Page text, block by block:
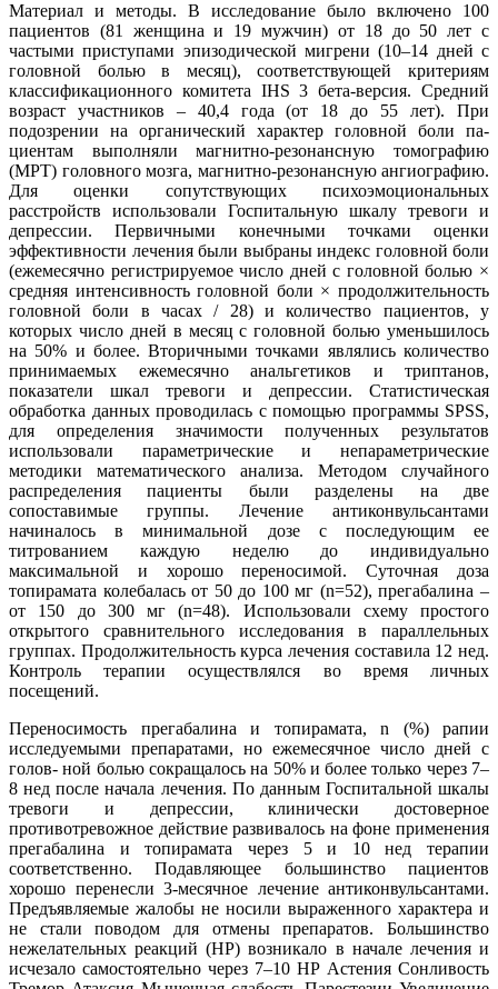
Материал и методы. В исследование было включено 100
пациентов (81 женщина и 19 мужчин) от 18 до 50 лет с
частыми приступами эпизодической мигрени (10–14 дней с
головной болью в месяц), соответствующей критериям
классификационного комитета IHS 3 бета-версия. Средний
возраст участников – 40,4 года (от 18 до 55 лет). При
подозрении на органический характер головной боли па-
циентам выполняли магнитно-резонансную томографию
(МРТ) головного мозга, магнитно-резонансную ангиографию.
Для оценки сопутствующих психоэмоциональных
расстройств использовали Госпитальную шкалу тревоги и
депрессии. Первичными конечными точками оценки
эффективности лечения были выбраны индекс головной боли
(ежемесячно регистрируемое число дней с головной болью ×
средняя интенсивность головной боли × продолжительность
головной боли в часах / 28) и количество пациентов, у
которых число дней в месяц с головной болью уменьшилось
на 50% и более. Вторичными точками являлись количество
принимаемых ежемесячно анальгетиков и триптанов,
показатели шкал тревоги и депрессии. Статистическая
обработка данных проводилась с помощью программы SPSS,
для определения значимости полученных результатов
использовали параметрические и непараметрические
методики математического анализа. Методом случайного
распределения пациенты были разделены на две
сопоставимые группы. Лечение антиконвульсантами
начиналось в минимальной дозе с последующим ее
титрованием каждую неделю до индивидуально
максимальной и хорошо переносимой. Суточная доза
топирамата колебалась от 50 до 100 мг (n=52), прегабалина –
от 150 до 300 мг (n=48). Использовали схему простого
открытого сравнительного исследования в параллельных
группах. Продолжительность курса лечения составила 12 нед.
Контроль терапии осуществлялся во время личных
посещений.
Переносимость прегабалина и топирамата, n (%) рапии
исследуемыми препаратами, но ежемесячное число дней с
голов- ной болью сокращалось на 50% и более только через 7–
8 нед после начала лечения. По данным Госпитальной шкалы
тревоги и депрессии, клинически достоверное
противотревожное действие развивалось на фоне применения
прегабалина и топирамата через 5 и 10 нед терапии
соответственно. Подавляющее большинство пациентов
хорошо перенесли 3-месячное лечение антиконвульсантами.
Предъявляемые жалобы не носили выраженного характера и
не стали поводом для отмены препаратов. Большинство
нежелательных реакций (НР) возникало в начале лечения и
исчезало самостоятельно через 7–10 НР Астения Сонливость